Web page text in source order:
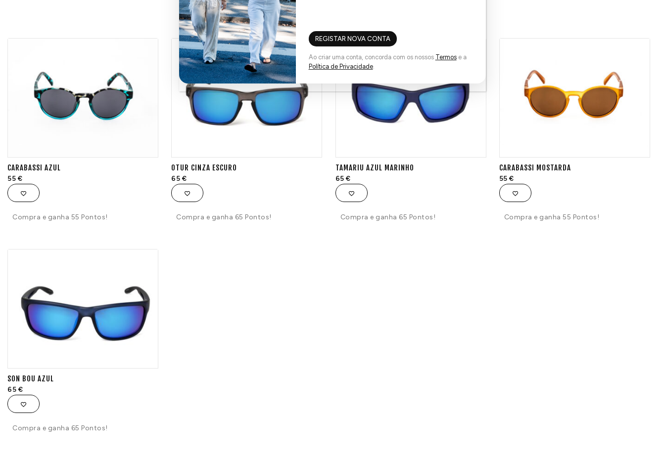
TAMBÉM PODE GOSTAR...
CARABASSI AZUL
55 €
Compra e ganha 55 Pontos!
OTUR CINZA ESCURO
65 €
Compra e ganha 65 Pontos!
TAMARIU AZUL MARINHO
65€
Compra e ganha 65 Pontos!
CARABASSI MOSTARDA
55€
Compra e ganha 55 Pontos!
SON BOU AZUL
65 €
Compra e ganha 65 Pontos!
REGISTAR NOVA CONTA
Ao criar uma conta, concorda com os nossos Termose a
Política de Privacidade.